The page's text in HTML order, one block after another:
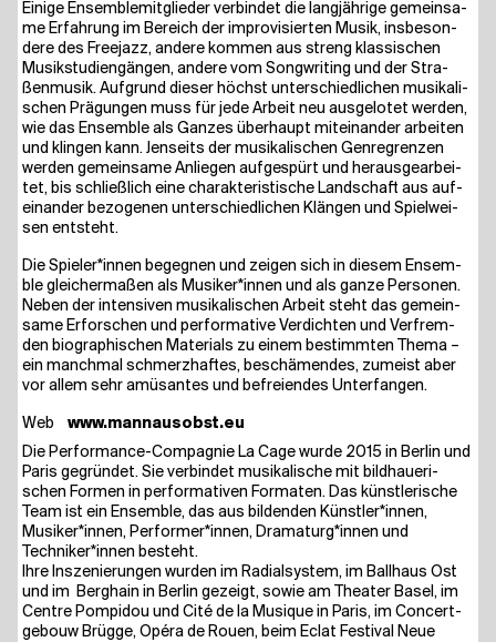
Eini­ge Ensem­ble­mit­glie­der ver­bin­det die lang­jäh­ri­ge gemein­sa­
me Erfah­rung im Bereich der impro­vi­sier­ten Musik, ins­be­son­
de­re des Free­jazz, ande­re kom­men aus streng klas­si­schen
Musik­stu­di­en­gän­gen, ande­re vom Song­wri­ting und der Stra­
ßen­mu­sik. Auf­grund die­ser höchst unter­schied­li­chen musi­ka­li­
schen Prä­gun­gen muss für jede Arbeit neu aus­ge­lo­tet wer­den,
wie das Ensem­ble als Gan­zes über­haupt mit­ein­an­der arbei­ten
und klin­gen kann. Jen­seits der musi­ka­li­schen Gen­re­gren­zen
wer­den gemein­sa­me Anlie­gen auf­ge­spürt und her­aus­ge­ar­bei­
tet, bis schließ­lich eine cha­rak­te­ris­ti­sche Land­schaft aus auf­
ein­an­der bezo­ge­nen unter­schied­li­chen Klän­gen und Spiel­wei­
sen entsteht.
Die Spieler*innen begeg­nen und zei­gen sich in die­sem Ensem­
ble glei­cher­ma­ßen als Musiker*innen und als gan­ze Per­so­nen.
Neben der inten­si­ven musi­ka­li­schen Arbeit steht das gemein­
sa­me Erfor­schen und per­for­ma­ti­ve Ver­dich­ten und Ver­frem­
den bio­gra­phi­schen Mate­ri­als zu einem bestimm­ten The­ma –
ein manch­mal schmerz­haf­tes, beschä­men­des, zumeist aber
vor allem sehr amü­san­tes und befrei­en­des Unterfangen.
Web www​.man​nau​s​obst​.eu
Die Per­for­mance-Com­pa­gnie La Cage wur­de 2015 in Ber­lin und
Paris gegrün­det. Sie ver­bin­det musi­ka­li­sche mit bild­haue­ri­
schen For­men in per­for­ma­ti­ven For­ma­ten. Das künst­le­ri­sche
Team ist ein Ensem­ble, das aus bil­den­den Künstler*innen,
Musiker*innen, Performer*innen, Dramaturg*innen und
Techniker*innen besteht.
Ihre Insze­nie­run­gen wur­den im Radi­al­sys­tem, im Ball­haus Ost
und im Berg­hain in Ber­lin gezeigt, sowie am Thea­ter Basel, im
Cent­re Pom­pi­dou und Cité de la Musi­que in Paris, im Con­cert­
ge­bouw Brüg­ge, Opé­ra de Rouen, beim Eclat Fes­ti­val Neue